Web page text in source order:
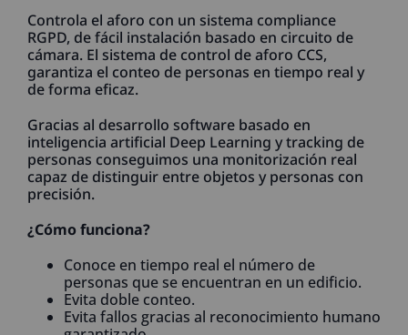
Controla el aforo con un sistema compliance
RGPD, de fácil instalación basado en circuito de
cámara. El sistema de control de aforo CCS,
garantiza el conteo de personas en tiempo real y
de forma eficaz.
Gracias al desarrollo software basado en
inteligencia artificial Deep Learning y tracking de
personas conseguimos una monitorización real
capaz de distinguir entre objetos y personas con
precisión.
¿Cómo funciona?
Conoce en tiempo real el número de
personas que se encuentran en un edificio.
Evita doble conteo.
Evita fallos gracias al reconocimiento humano